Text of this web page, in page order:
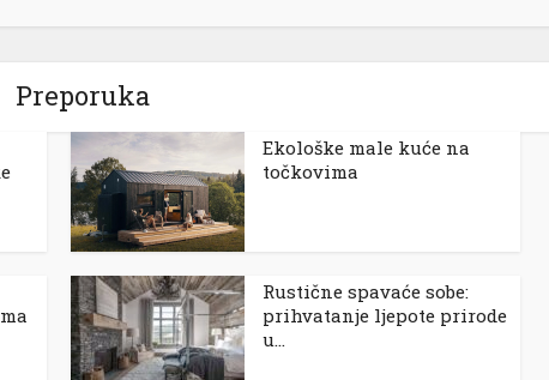
Preporuka
Ekološke male kuće na
točkovima
Rustične spavaće sobe:
prihvatanje ljepote prirode
u...